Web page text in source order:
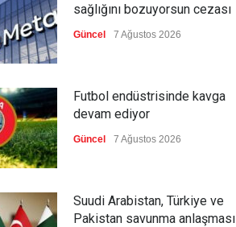
sağlığını bozuyorsun cezası
Güncel 7 Ağustos 2026
Futbol endüstrisinde kavga
devam ediyor
Güncel 7 Ağustos 2026
Suudi Arabistan, Türkiye ve
Pakistan savunma anlaşması